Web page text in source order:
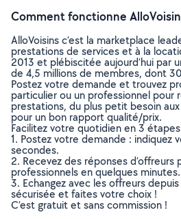
Comment fonctionne
AlloVoisins c’est la marketplace
prestations de services et à la
2013 et plébiscitée aujourd’hui par
de 4,5 millions de membres, dont
Postez votre demande et trouvez
particulier ou un professionnel pour
prestations, du plus petit besoin
pour un bon rapport qualité/prix.
Facilitez votre quotidien en 3
1. Postez votre demande : indiquez
secondes.
2. Recevez des réponses d’offreurs
professionnels en quelques minutes.
3. Echangez avec les offreurs
sécurisée et faites votre choix !
C’est gratuit et sans commission !